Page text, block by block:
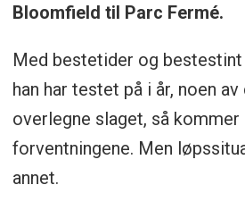
Bloomfield til Parc Fermé.
Med bestetider og
han har testet på i år, noen
overlegne slaget, så kommer
forventningene. Men
annet.